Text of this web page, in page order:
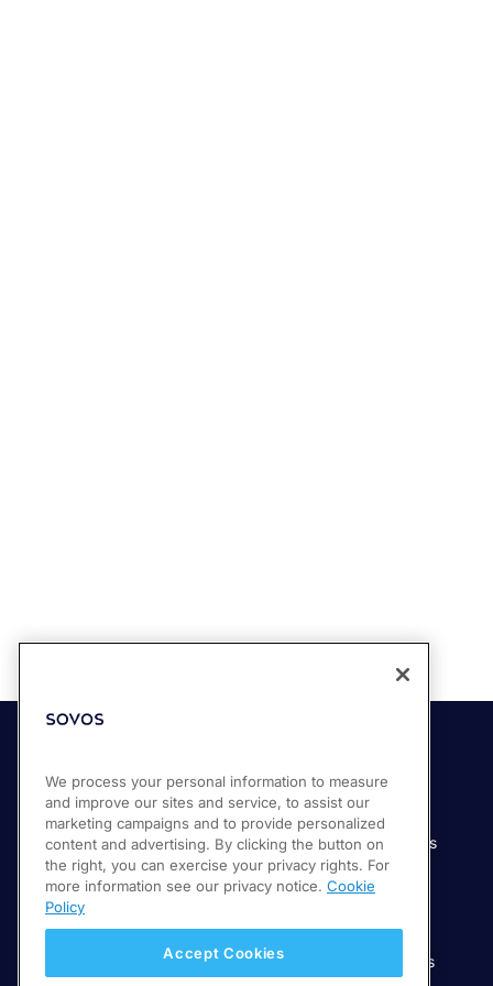
Soluciones
Compliance Cloud
Productos
Servicios
Industrias
Manufactura
Servicios financieros
Servicios digitales
Salud
Telecomunicaciones
We process your personal information to measure
and improve our sites and service, to assist our
marketing campaigns and to provide personalized
content and advertising. By clicking the button on
the right, you can exercise your privacy rights. For
more information see our privacy notice. Cookie
Policy
Accept Cookies